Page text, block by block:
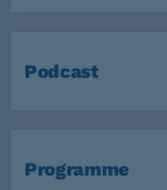
Podcast
Programme